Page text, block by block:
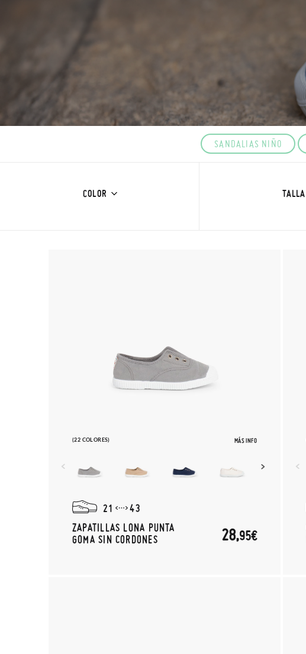
SANDALIAS NIÑO
COLOR TALLA
(22 COLORES) MÁS INFO
21
43
ZAPATILLAS LONA PUNTA
GOMA SIN CORDONES
28,95€